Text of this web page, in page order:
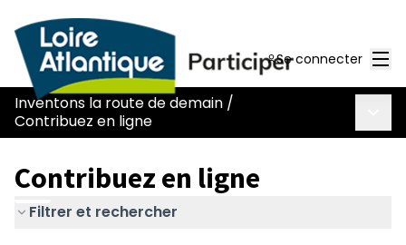
Se connecter
Inventons la route de demain /
Contribuez en ligne
Contribuez en ligne
Filtrer et rechercher